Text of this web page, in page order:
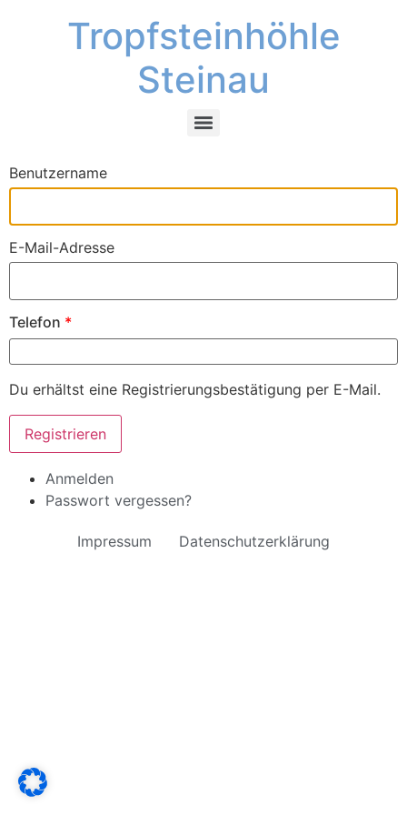
Tropfsteinhöhle
Steinau
Benutzername
E-Mail-Adresse
Telefon *
Du erhältst eine Registrierungsbestätigung per E-Mail.
Registrieren
Anmelden
Passwort vergessen?
Impressum Datenschutzerklärung